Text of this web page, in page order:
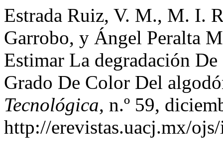
Estrada Ruiz, V. M., M. I.
Garrobo, y Ángel Peralta
Estimar La degradación
Grado De Color Del
Tecnológica, n.º 59,
http://erevistas.uacj.mx/